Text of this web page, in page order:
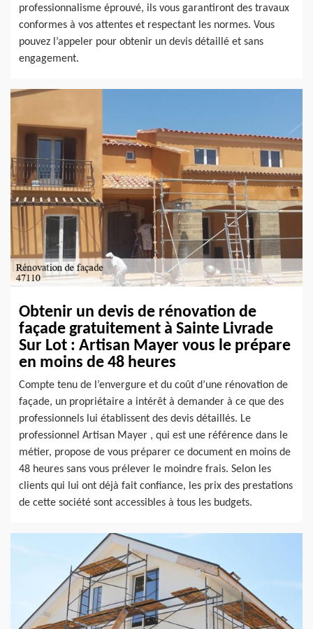
professionnalisme éprouvé, ils vous garantiront des travaux
conformes à vos attentes et respectant les normes. Vous
pouvez l’appeler pour obtenir un devis détaillé et sans
engagement.
Obtenir un devis de rénovation de
façade gratuitement à Sainte Livrade
Sur Lot : Artisan Mayer vous le prépare
en moins de 48 heures
Compte tenu de l’envergure et du coût d’une rénovation de
façade, un propriétaire a intérêt à demander à ce que des
professionnels lui établissent des devis détaillés. Le
professionnel Artisan Mayer , qui est une référence dans le
métier, propose de vous préparer ce document en moins de
48 heures sans vous prélever le moindre frais. Selon les
clients qui lui ont déjà fait confiance, les prix des prestations
de cette société sont accessibles à tous les budgets.